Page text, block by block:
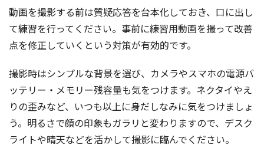
動画を撮影する前は質疑応答を台本化しておき、口に出し
て練習を行ってください。事前に練習用動画を撮って改善
点を修正していくという対策が有効的です。
撮影時はシンプルな背景を選び、カメラやスマホの電源バ
ッテリー・メモリー残容量も気をつけます。ネクタイやえ
りの歪みなど、いつも以上に身だしなみに気をつけましょ
う。明るさで顔の印象もガラリと変わりますので、デスク
ライトや晴天などを活かして撮影に臨んでください。